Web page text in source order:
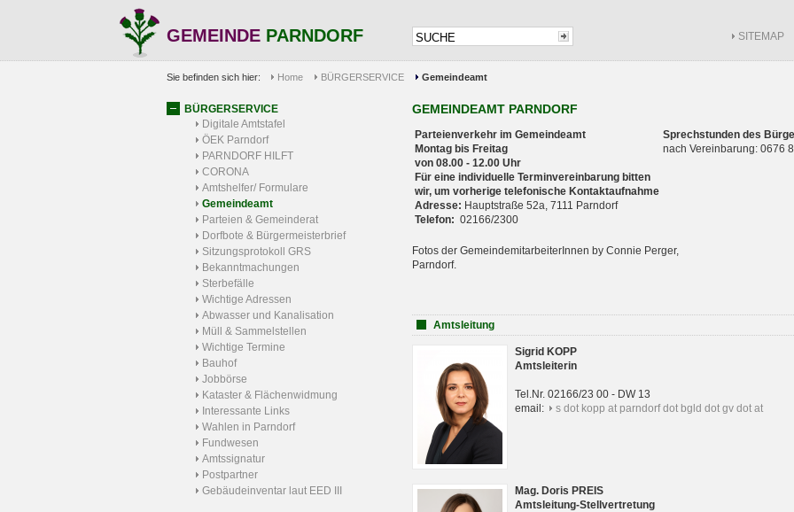
GEMEINDE PARNDORF SITEMAP
Sie befinden sich hier: Home BÜRGERSERVICE Gemeindeamt
BÜRGERSERVICE
Digitale Amtstafel
ÖEK Parndorf
PARNDORF HILFT
CORONA
Amtshelfer/ Formulare
Gemeindeamt
Parteien & Gemeinderat
Dorfbote & Bürgermeisterbrief
Sitzungsprotokoll GRS
Bekanntmachungen
Sterbefälle
Wichtige Adressen
Abwasser und Kanalisation
Müll & Sammelstellen
Wichtige Termine
Bauhof
Jobbörse
Kataster & Flächenwidmung
Interessante Links
Wahlen in Parndorf
Fundwesen
Amtssignatur
Postpartner
Gebäudeinventar laut EED III
GEMEINDEAMT PARNDORF
Parteienverkehr im Gemeindeamt
Montag bis Freitag
von 08.00 - 12.00 Uhr
Für eine individuelle Terminvereinbarung bitten
wir, um vorherige telefonische Kontaktaufnahme
Adresse: Hauptstraße 52a, 7111 Parndorf
Telefon: 02166/2300
Sprechstunden des
nach Vereinbarung: 0676
Fotos der GemeindemitarbeiterInnen by Connie Perger,
Parndorf.
Amtsleitung
Sigrid KOPP
Amtsleiterin
Tel.Nr. 02166/23 00 - DW 13
email:
s dot kopp at parndorf dot bgld dot gv dot at
Mag. Doris PREIS
Amtsleitung-Stellvertretung